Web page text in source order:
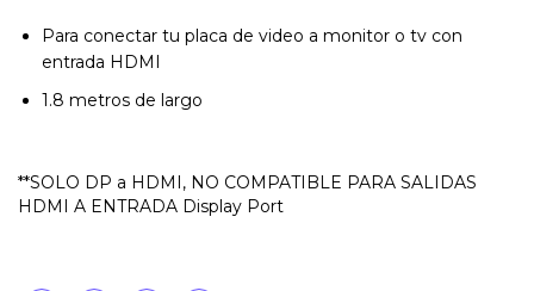
Para conectar tu placa de video a monitor o tv con
entrada HDMI
1.8 metros de largo
**SOLO DP a HDMI, NO COMPATIBLE PARA SALIDAS
HDMI A ENTRADA Display Port